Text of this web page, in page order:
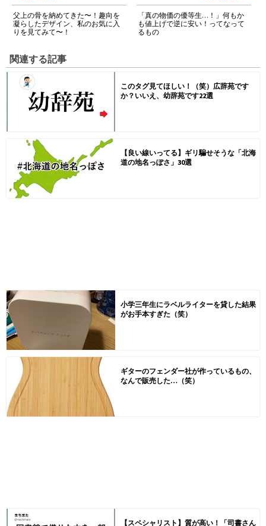
父上の骨を納めてきた〜！趣向を
凝らしたデザイン、私のお気に入
りを見てみて〜！
「真の物価の優等生…！」何もか
も値上げで逆に安い！ってなって
るもの
関連する記事
このタグ見てほしい！（笑）広辞苑です
か？いいえ、幼辞苑です22選
【良い線いってる】ギリ騙せそうな「北海
道の地名っぽさ」30選
小学三年生にラベルライターを貸した結果
がお手本すぎた（笑）
ギターのフェンダー社が作っているもの、
なんで販売した…（笑）
【スペシャリスト】質が高い！「司書さん